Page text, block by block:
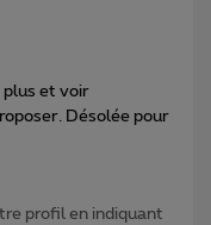
plus et voir
Désolée pour
profil en indiquant